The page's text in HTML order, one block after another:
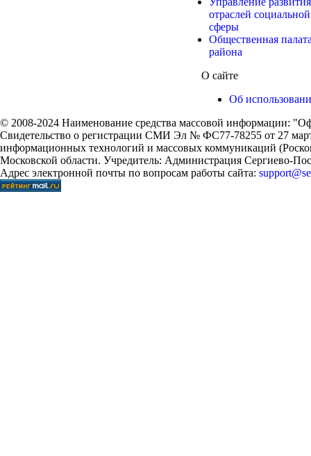
отраслей социальной
сферы
Общественная
района
О сайте
Об
© 2008-2024 Наименование средства массовой информации:
Свидетельство о регистрации СМИ Эл № ФС77-78255 от 27
информационных технологий и массовых коммуникаций
Московской области. Учредитель: Администрация Сергиево-
Адрес электронной почты по вопросам работы сайта: